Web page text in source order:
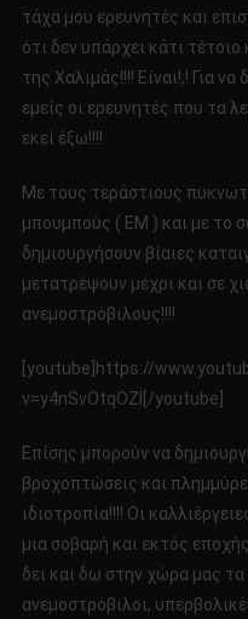
τάχα μου ερευνητές και
ότι δεν υπάρχει κάτι
της Χαλιμάς!!!! Είναι!;! Για
εμείς οι ερευνητές που τα
εκεί έξω!!!!
Με τους τεράστιους
μπουμπούς ( ΕΜ ) και με το
δημιουργήσουν βίαιες
μετατρέψουν μέχρι και σε
ανεμοστρόβιλους!!!!
[youtube]https://
v=y4nSvOtqOZI[/youtube]
Επίσης μπορούν να
βροχοπτώσεις και
ιδιοτροπία!!!! Οι
μια σοβαρή και εκτός
δει και δω στην χώρα μας τα
ανεμοστρόβιλοι,